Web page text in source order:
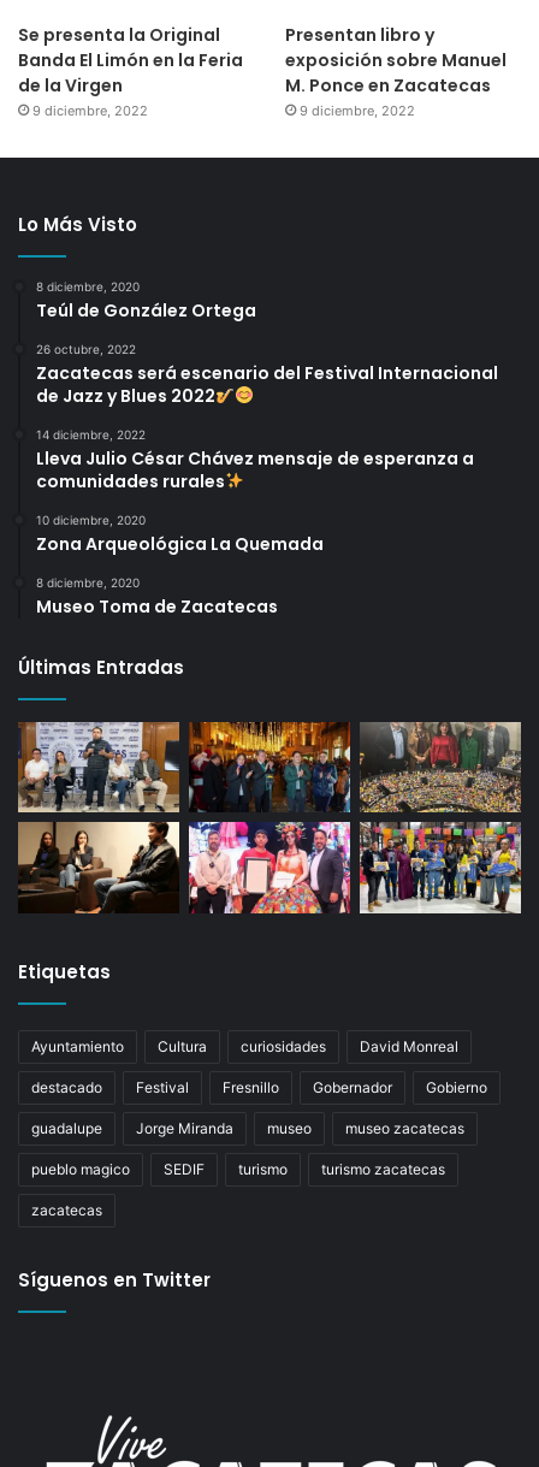
Se presenta la Original
Banda El Limón en la Feria
de la Virgen
9 diciembre, 2022
Presentan libro y
exposición sobre Manuel
M. Ponce en Zacatecas
9 diciembre, 2022
Lo Más Visto
8 diciembre, 2020
Teúl de González Ortega
26 octubre, 2022
Zacatecas será escenario del Festival Internacional
de Jazz y Blues 2022
14 diciembre, 2022
Lleva Julio César Chávez mensaje de esperanza a
comunidades rurales
10 diciembre, 2020
Zona Arqueológica La Quemada
8 diciembre, 2020
Museo Toma de Zacatecas
Últimas Entradas
Etiquetas
Ayuntamiento Cultura curiosidades David Monreal
destacado Festival Fresnillo Gobernador Gobierno
guadalupe Jorge Miranda museo museo zacatecas
pueblo magico SEDIF turismo turismo zacatecas
zacatecas
Síguenos en Twitter